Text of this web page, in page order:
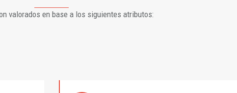
valorados en base a los siguientes atributos: